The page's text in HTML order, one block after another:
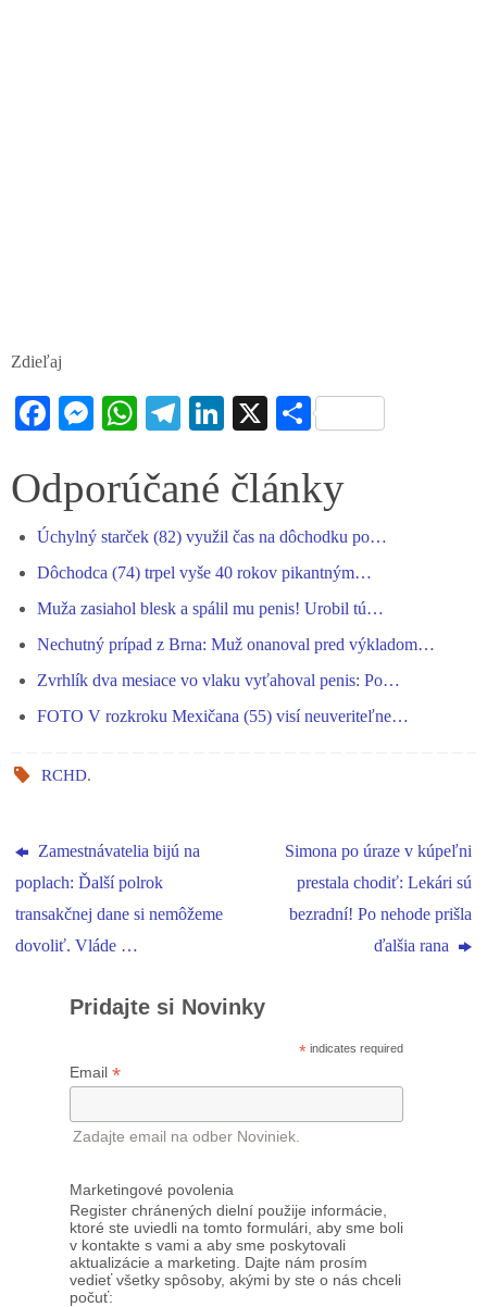
Zdieľaj
Fa
bo
ok
M
se
er
W
ts
pp
Te
gr
m
Li
ed
X S
re
Odporúčané články
Úchylný starček (82) využil čas na dôchodku po…
Dôchodca (74) trpel vyše 40 rokov pikantným…
Muža zasiahol blesk a spálil mu penis! Urobil tú…
Nechutný prípad z Brna: Muž onanoval pred výkladom…
Zvrhlík dva mesiace vo vlaku vyťahoval penis: Po…
FOTO V rozkroku Mexičana (55) visí neuveriteľne…
RCHD.
Zamestnávatelia bijú na
poplach: Ďalší polrok
transakčnej dane si nemôžeme
dovoliť. Vláde …
Simona po úraze v kúpeľni
prestala chodiť: Lekári sú
bezradní! Po nehode prišla
ďalšia rana
Pridajte si Novinky
* indicates required
Email *
Zadajte email na odber Noviniek.
Marketingové povolenia
Register chránených dielní použije informácie,
ktoré ste uviedli na tomto formulári, aby sme boli
v kontakte s vami a aby sme poskytovali
aktualizácie a marketing. Dajte nám prosím
vedieť všetky spôsoby, akými by ste o nás chceli
počuť: